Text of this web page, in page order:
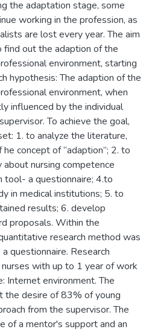
the adaptation stage, some
working in the profession, as
are lost every year. The aim
out the adaption of the
environment, starting
hypothesis: The adaption of the
environment, when
influenced by the individual
To achieve the goal,
1. to analyze the literature,
concept of “adaption”; 2. to
about nursing competence
tool- a questionnaire; 4.to
in medical institutions; 5. to
results; 6. develop
proposals. Within the
research method was
questionnaire. Research
with up to 1 year of work
Internet environment. The
desire of 83% of young
from the supervisor. The
of a mentor's support and an